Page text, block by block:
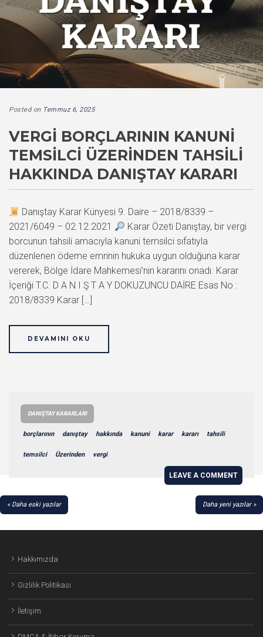
Posted on Temmuz 6, 2025
VERGI BORÇLARININ KANUNI
TEMSILCI ÜZERINDEN TAHSILI
HAKKINDA DANIŞTAY KARARI
Danıştay Karar Künyesi 9. Daire – 2018/8339 –
2021/6049 – 02.12.2021
Karar Özeti Danıştay, bir vergi
borcunun tahsili amacıyla kanuni temsilci sıfatıyla
düzenlenen ödeme emrinin hukuka uygun olduğuna karar
vererek, Bölge İdare Mahkemesi’nin kararını onadı. Karar
İçeriği T.C. D A N I Ş T A Y DOKUZUNCU DAİRE Esas No :
2018/8339 Karar […]
DEVAMINI OKU
DANIŞTAY KARARLARI
borçlarının danıştay hakkında kanuni karar kararı tahsili
temsilci Üzerinden vergi
LEAVE A COMMENT
YAZI
Daha eski yazılar Daha yeni yazılar
Hakkımızda
Gizlilik Politikası
İletişim